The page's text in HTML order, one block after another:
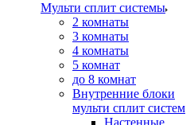
Мульти сплит системы
2 комнаты
3 комнаты
4 комнаты
5 комнат
до 8 комнат
Внутренние блоки
мульти сплит систем
Настенные